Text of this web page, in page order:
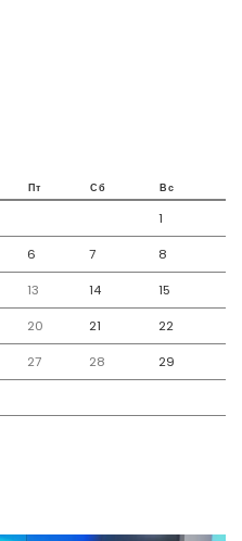
Пт Сб Вс
1
6 7 8
13 14 15
20 21 22
27 28 29